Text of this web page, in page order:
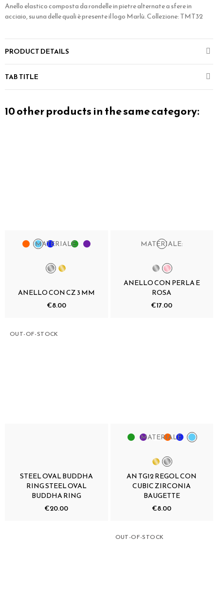
Anello elastico composta da rondelle in pietre alternate a sfere in
acciaio, su una delle quali è presente il logo Marlù. Collezione: TMT32
PRODUCT DETAILS
TAB TITLE
10 other products in the same category:
MATERIALE:
ANELLO CON CZ 3 MM
€8.00
MATERIALE:
ANELLO CON PERLA E
ROSA
€17.00
OUT-OF-STOCK
STEEL OVAL BUDDHA
RING STEEL OVAL
BUDDHA RING
€20.00
MATERIALE:
AN TG12 REGOL CON
CUBIC ZIRCONIA
BAUGETTE
€8.00
OUT-OF-STOCK